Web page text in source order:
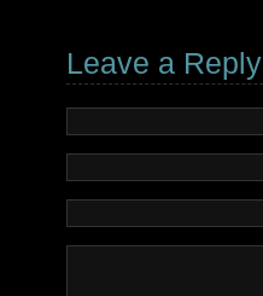
Leave a Reply